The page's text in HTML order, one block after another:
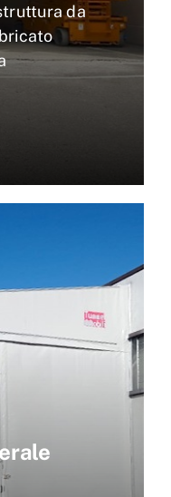
da